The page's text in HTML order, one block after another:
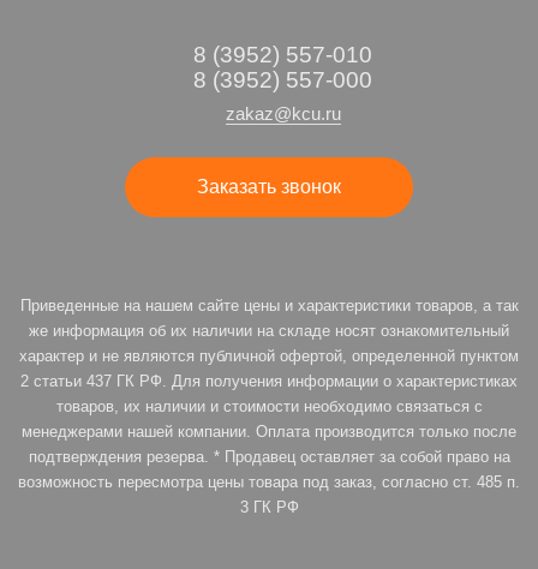
8 (3952) 557-010
8 (3952) 557-000
zakaz@kcu.ru
Заказать звонок
Приведенные на нашем сайте цены и характеристики товаров, а так
же информация об их наличии на складе носят ознакомительный
характер и не являются публичной офертой, определенной пунктом
2 статьи 437 ГК РФ. Для получения информации о характеристиках
товаров, их наличии и стоимости необходимо связаться с
менеджерами нашей компании. Оплата производится только после
подтверждения резерва. * Продавец оставляет за собой право на
возможность пересмотра цены товара под заказ, согласно ст. 485 п.
3 ГК РФ